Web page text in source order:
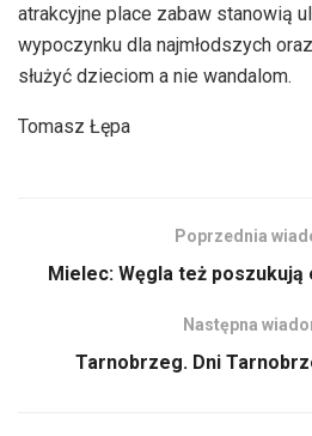
atrakcyjne place zabaw stanowią
wypoczynku dla najmłodszych
służyć dzieciom a nie wandalom.
Tomasz Łępa
Poprzednia
Mielec: Węgla też
Następna
Tarnobrzeg. Dni